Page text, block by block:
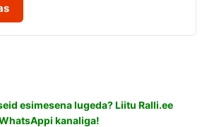
esimesena lugeda? Liitu Ralli.ee
kanaliga!